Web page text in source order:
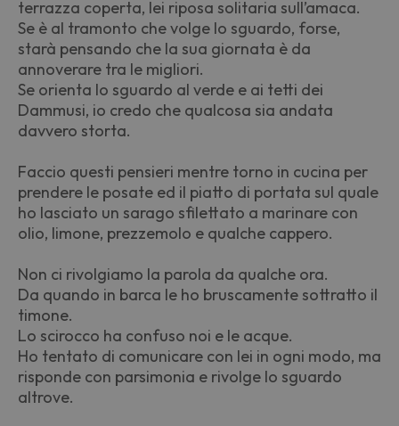
terrazza coperta, lei riposa solitaria sull’amaca.
Se è al tramonto che volge lo sguardo, forse,
starà pensando che la sua giornata è da
annoverare tra le migliori.
Se orienta lo sguardo al verde e ai tetti dei
Dammusi, io credo che qualcosa sia andata
davvero storta.
Faccio questi pensieri mentre torno in cucina per
prendere le posate ed il piatto di portata sul quale
ho lasciato un sarago sfilettato a marinare con
olio, limone, prezzemolo e qualche cappero.
Non ci rivolgiamo la parola da qualche ora.
Da quando in barca le ho bruscamente sottratto il
timone.
Lo scirocco ha confuso noi e le acque.
Ho tentato di comunicare con lei in ogni modo, ma
risponde con parsimonia e rivolge lo sguardo
altrove.